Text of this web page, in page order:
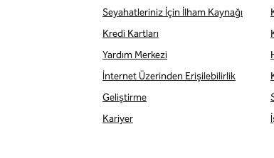
Seyahatleriniz İçin İlham Kaynağı
Kredi Kartları
Yardım Merkezi
İnternet Üzerinden Erişilebilirlik
Geliştirme
Kariyer